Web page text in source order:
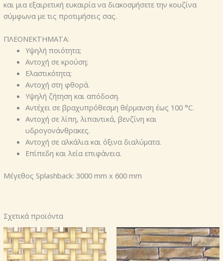
και μια εξαιρετική ευκαιρία να διακοσμήσετε την κουζίνα
σύμφωνα με τις προτιμήσεις σας.
ΠΛΕΟΝΕΚΤΗΜΑΤΑ:
Υψηλή ποιότητα;
Αντοχή σε κρούση;
Ελαστικότητα;
Αντοχή στη φθορά.
Υψηλή ζήτηση και απόδοση.
Αντέχει σε βραχυπρόθεσμη θέρμανση έως 100 °С.
Αντοχή σε λίπη, λιπαντικά, βενζίνη και
υδρογονάνθρακες.
Αντοχή σε αλκάλια και όξινα διαλύματα.
Επίπεδη και λεία επιφάνεια.
Μέγεθος Splashback: 3000 mm х 600 mm
Σχετικά προϊόντα